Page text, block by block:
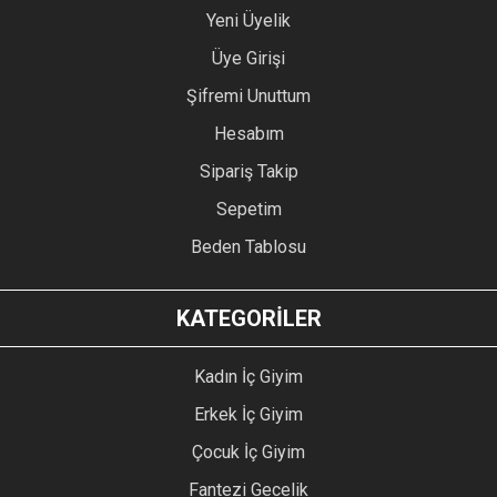
Yeni Üyelik
Üye Girişi
Şifremi Unuttum
Hesabım
Sipariş Takip
Sepetim
Beden Tablosu
KATEGORİLER
Kadın İç Giyim
Erkek İç Giyim
Çocuk İç Giyim
Fantezi Gecelik